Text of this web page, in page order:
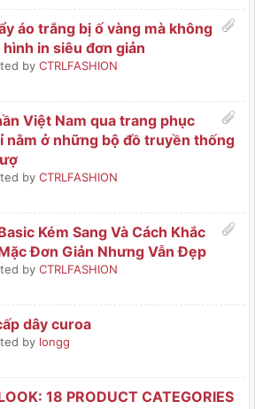
áo trắng bị ố vàng mà không
in siêu đơn giản
by CTRLFASHION
Việt Nam qua trang phục
nằm ở những bộ đồ truyền thống
by CTRLFASHION
Kém Sang Và Cách Khắc
Đơn Giản Nhưng Vẫn Đẹp
by CTRLFASHION
dây curoa
by longg
18 PRODUCT CATEGORIES